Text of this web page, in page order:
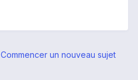
Commencer un nouveau sujet